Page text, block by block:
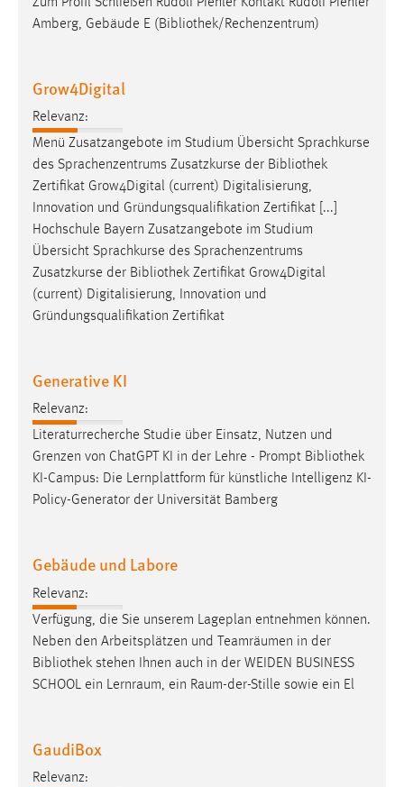
Amberg, Gebäude E (Bibliothek/Rechenzentrum)
Grow4Digital
Relevanz:
Menü Zusatzangebote im Studium Übersicht Sprachkurse
des Sprachenzentrums Zusatzkurse der Bibliothek
Zertifikat Grow4Digital (current) Digitalisierung,
Innovation und Gründungsqualifikation Zertifikat [...]
Hochschule Bayern Zusatzangebote im Studium
Übersicht Sprachkurse des Sprachenzentrums
Zusatzkurse der Bibliothek Zertifikat Grow4Digital
(current) Digitalisierung, Innovation und
Gründungsqualifikation Zertifikat
Generative KI
Relevanz:
Literaturrecherche Studie über Einsatz, Nutzen und
Grenzen von ChatGPT KI in der Lehre - Prompt Bibliothek
KI-Campus: Die Lernplattform für künstliche Intelligenz KI-
Policy-Generator der Universität Bamberg
Gebäude und Labore
Relevanz:
Verfügung, die Sie unserem Lageplan entnehmen können.
Neben den Arbeitsplätzen und Teamräumen in der
Bibliothek stehen Ihnen auch in der WEIDEN BUSINESS
SCHOOL ein Lernraum, ein Raum-der-Stille sowie ein El
GaudiBox
Relevanz: